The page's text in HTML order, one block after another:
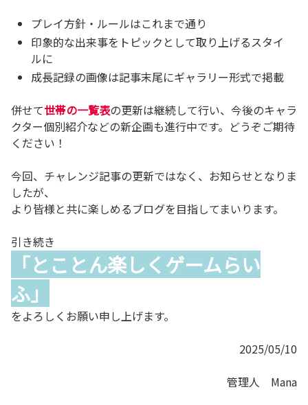
プレイ方針・ルールはこれまで通り
印象的な出来事をトピックとして取り上げるスタイ
ルに
成長記録の画像は記事末尾にギャラリー形式で掲載
併せて世帯の一覧表の更新は継続して行い、今後のキャラ
クター個別紹介などの新企画も進行中です。どうぞご期待
ください！
今回、チャレンジ記事の更新ではなく、お知らせとなりま
したが、
より皆様と共に楽しめるブログを目指してまいります。
引き続き
「とことん楽しくゲームらい
ふ」
をよろしくお願い申し上げます。
2025/05/10
管理人 Mana